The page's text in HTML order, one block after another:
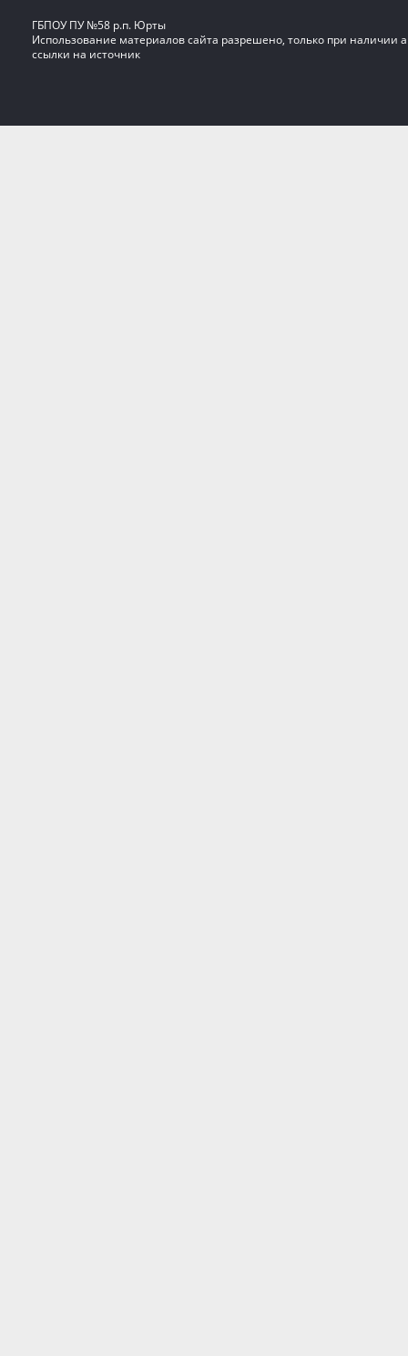
ГБПОУ ПУ №58 р.п. Юрты
Использование материалов сайта разрешено, только при наличии
ссылки на источник